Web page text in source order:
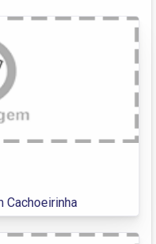
Cachoeirinha